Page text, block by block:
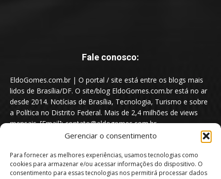
Gerenciar o consentimento
Para fornecer as melhores experiências, usamos tecnologias como
cookies para armazenar e/ou acessar informações do dispositivo. O
consentimento para essas tecnologias nos permitirá processar dados
Fale conosco:
EldoGomes.com.br | O portal / site está entre os blogs mais
lidos de Brasília/DF. O site/blog EldoGomes.com.br está no ar
desde 2014. Notícias de Brasília, Tecnologia, Turismo e sobre
a Política no Distrito Federal. Mais de 2,4 milhões de views
mensais. [Email]: contato@eldogomes.com.br